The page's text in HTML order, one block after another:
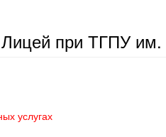
при ТГПУ
услугах